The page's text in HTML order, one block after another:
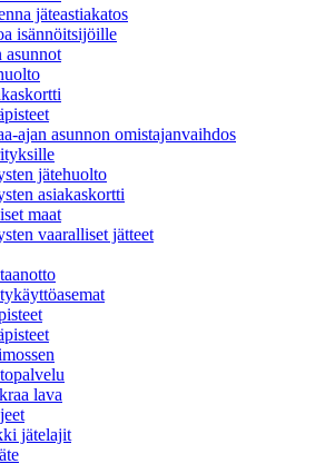
jäteastiakatos
isännöitsijöille
asunnot
ajan asunnon omistajanvaihdos
jätehuolto
asiakaskortti
maat
vaaralliset jätteet
lava
jätelajit